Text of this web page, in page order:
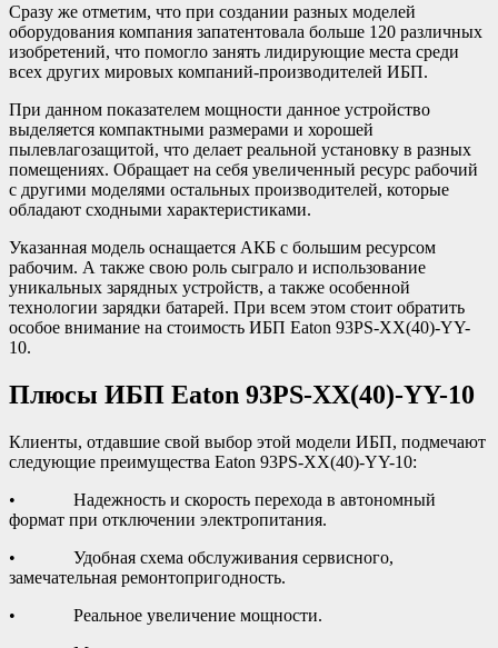
Сразу же отметим, что при создании разных моделей
оборудования компания запатентовала больше 120 различных
изобретений, что помогло занять лидирующие места среди
всех других мировых компаний-производителей ИБП.
При данном показателем мощности данное устройство
выделяется компактными размерами и хорошей
пылевлагозащитой, что делает реальной установку в разных
помещениях. Обращает на себя увеличенный ресурс рабочий
с другими моделями остальных производителей, которые
обладают сходными характеристиками.
Указанная модель оснащается АКБ с большим ресурсом
рабочим. А также свою роль сыграло и использование
уникальных зарядных устройств, а также особенной
технологии зарядки батарей. При всем этом стоит обратить
особое внимание на стоимость ИБП Eaton 93PS-XX(40)-YY-
10.
Плюсы ИБП Eaton 93PS-XX(40)-YY-10
Клиенты, отдавшие свой выбор этой модели ИБП, подмечают
следующие преимущества Eaton 93PS-XX(40)-YY-10:
• Надежность и скорость перехода в автономный
формат при отключении электропитания.
• Удобная схема обслуживания сервисного,
замечательная ремонтопригодность.
• Реальное увеличение мощности.